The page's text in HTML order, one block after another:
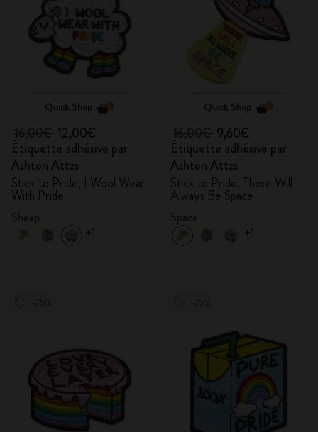
Quick Shop
12,00€
Étiquette adhésive par
Ashton Attzs
Stick to Pride, I Wool Wear
With Pride
+1
Quick Shop
9,60€
Étiquette adhésive par
Ashton Attzs
Stick to Pride, There Will
Always Be Space
+1